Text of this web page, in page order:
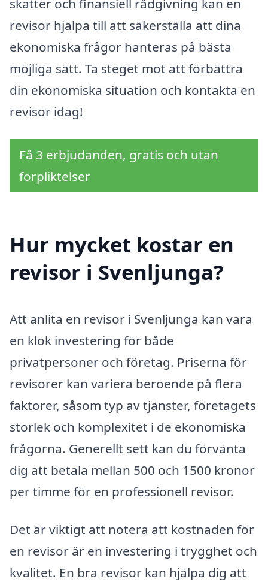
skatter och finansiell rådgivning kan en
revisor hjälpa till att säkerställa att dina
ekonomiska frågor hanteras på bästa
möjliga sätt. Ta steget mot att förbättra
din ekonomiska situation och kontakta en
revisor idag!
Få 3 erbjudanden, gratis och utan
förpliktelser
Hur mycket kostar en
revisor i Svenljunga?
Att anlita en revisor i Svenljunga kan vara
en klok investering för både
privatpersoner och företag. Priserna för
revisorer kan variera beroende på flera
faktorer, såsom typ av tjänster, företagets
storlek och komplexitet i de ekonomiska
frågorna. Generellt sett kan du förvänta
dig att betala mellan 500 och 1500 kronor
per timme för en professionell revisor.
Det är viktigt att notera att kostnaden för
en revisor är en investering i trygghet och
kvalitet. En bra revisor kan hjälpa dig att